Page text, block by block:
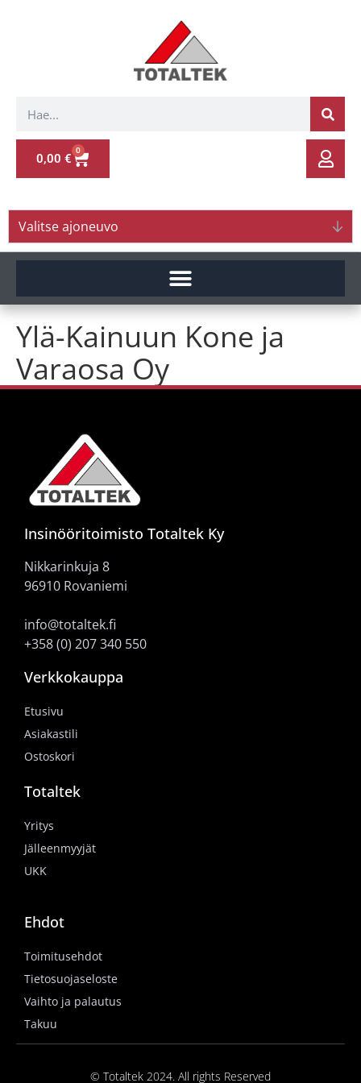
0,00 €
0
Valitse ajoneuvo
Ylä-Kainuun Kone ja
Varaosa Oy
Insinööritoimisto Totaltek Ky
Nikkarinkuja 8
96910 Rovaniemi
info@totaltek.fi
+358 (0) 207 340 550
Verkkokauppa
Etusivu
Asiakastili
Ostoskori
Totaltek
Yritys
Jälleenmyyjät
UKK
Ehdot
Toimitusehdot
Tietosuojaseloste
Vaihto ja palautus
Takuu
© Totaltek 2024. All rights Reserved